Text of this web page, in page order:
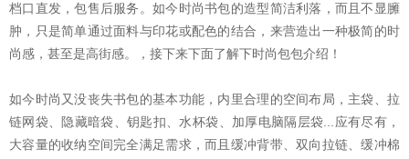
档口直发，包售后服务。如今时尚书包的造型简洁利落，而且不显臃
肿，只是简单通过面料与印花或配色的结合，来营造出一种极简的时
尚感，甚至是高街感。，接下来下面了解下时尚包包介绍！
如今时尚又没丧失书包的基本功能，内里合理的空间布局，主袋、拉
链网袋、隐藏暗袋、钥匙扣、水杯袋、加厚电脑隔层袋...应有尽有，
大容量的收纳空间完全满足需求，而且缓冲背带、双向拉链、缓冲棉